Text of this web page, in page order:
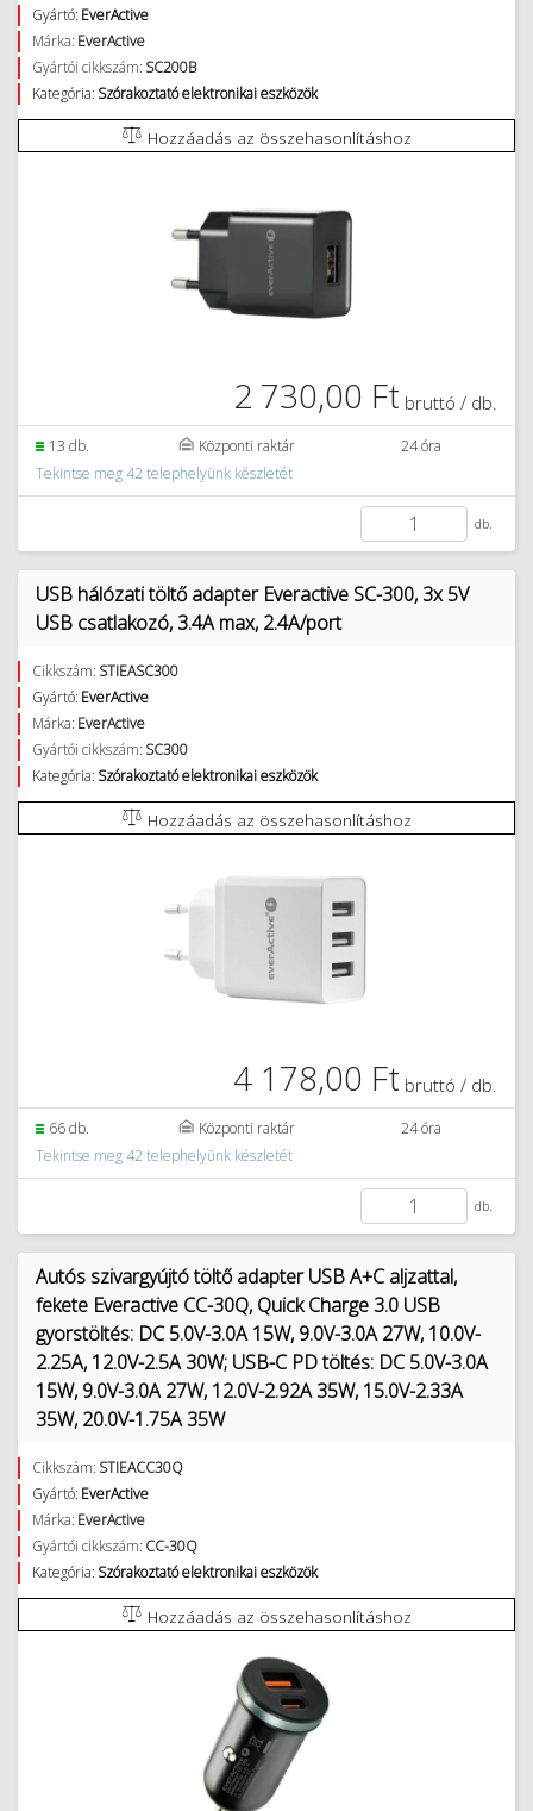
Gyártó: EverActive
Márka: EverActive
Gyártói cikkszám: SC200B
Kategória: Szórakoztató elektronikai eszközök
Hozzáadás az összehasonlításhoz
2 730,00 Ft bruttó / db.
13 db. Központi raktár
24 óra
Tekintse meg 42 telephelyünk készletét
db.
USB hálózati töltő adapter Everactive SC-300, 3x 5V
USB csatlakozó, 3.4A max, 2.4A/port
Cikkszám: STIEASC300
Gyártó: EverActive
Márka: EverActive
Gyártói cikkszám: SC300
Kategória: Szórakoztató elektronikai eszközök
Hozzáadás az összehasonlításhoz
4 178,00 Ft bruttó / db.
66 db. Központi raktár
24 óra
Tekintse meg 42 telephelyünk készletét
db.
Autós szivargyújtó töltő adapter USB A+C aljzattal,
fekete Everactive CC-30Q, Quick Charge 3.0 USB
gyorstöltés: DC 5.0V-3.0A 15W, 9.0V-3.0A 27W, 10.0V-
2.25A, 12.0V-2.5A 30W; USB-C PD töltés: DC 5.0V-3.0A
15W, 9.0V-3.0A 27W, 12.0V-2.92A 35W, 15.0V-2.33A
35W, 20.0V-1.75A 35W
Cikkszám: STIEACC30Q
Gyártó: EverActive
Márka: EverActive
Gyártói cikkszám: CC-30Q
Kategória: Szórakoztató elektronikai eszközök
Hozzáadás az összehasonlításhoz